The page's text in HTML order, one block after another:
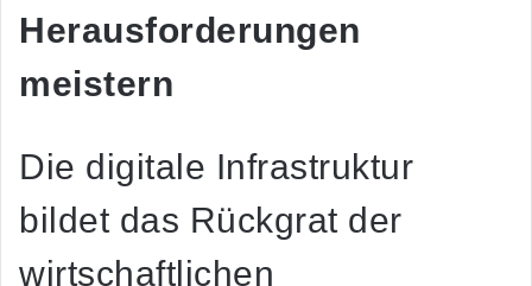
Herausforderungen
meistern
Die digitale Infrastruktur
bildet das Rückgrat der
wirtschaftlichen